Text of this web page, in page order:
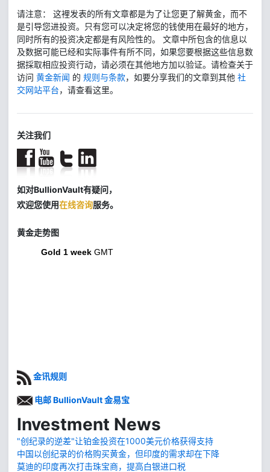
请注意： 这裡发表的所有文章都是为了让您更了解黄金，而不
是引导您进投资。只有您可以决定将您的钱使用在最好的地方，
同时所有的投资决定都是有风险性的。 文章中所包含的信息以
及数据可能已经和实际事件有所不同，如果您要根据这些信息数
据採取相应投资行动，请必须在其他地方加以验证。请检查关于
访问 黄金新闻 的 规则与条款，如要分享我们的文章到其他 社
交网站平台，请查看这里。
关注我们
如对BullionVault有疑问，
欢迎您使用在线咨询服务。
黄金走势图
Gold 1 week GMT
金讯规则
电邮 BullionVault 金易宝
Investment News
"创纪录的逆差"让铂金投资在1000美元价格获得支持
中国以创纪录的价格购买黄金，但印度的需求却在下降
莫迪的印度再次打击珠宝商，提高白银进口税